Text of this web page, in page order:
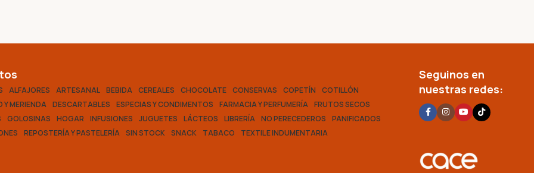
ALFAJORES ARTESANAL BEBIDA CEREALES CHOCOLATE CONSERVAS COPETÍN
COTILLÓN
Y MERIENDA DESCARTABLES ESPECIAS Y CONDIMENTOS FARMACIA Y PERFUMERÍA FRUTOS SECOS
GOLOSINAS HOGAR INFUSIONES JUGUETES LÁCTEOS LIBRERÍA NO PERECEDEROS
PANIFICADOS
REPOSTERÍA Y PASTELERÍA SIN STOCK SNACK TABACO TEXTIL E INDUMENTARIA
Seguinos en
nuestras redes: